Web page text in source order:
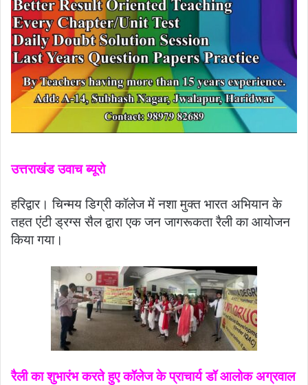
उत्तराखंड उवाच ब्यूरो
हरिद्वार। चिन्मय डिग्री कॉलेज में नशा मुक्त भारत अभियान के
तहत एंटी ड्रग्स सैल द्वारा एक जन जागरूकता रैली का आयोजन
किया गया।
रैली का शुभारंभ करते हुए कॉलेज के प्राचार्य डॉ आलोक अग्रवाल